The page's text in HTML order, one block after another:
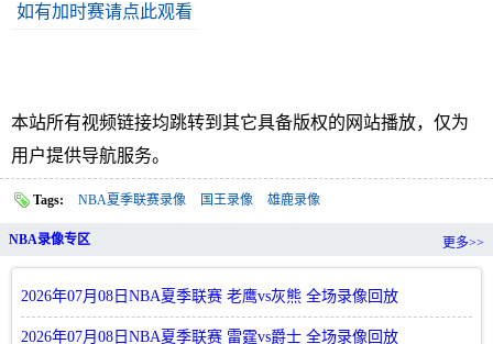
如有加时赛请点此观看
本站所有视频链接均跳转到其它具备版权的网站播放，仅为
用户提供导航服务。
Tags: NBA夏季联赛录像 国王录像 雄鹿录像
NBA录像专区 更多>>
2026年07月08日NBA夏季联赛 老鹰vs灰熊 全场录像回放
2026年07月08日NBA夏季联赛 雷霆vs爵士 全场录像回放